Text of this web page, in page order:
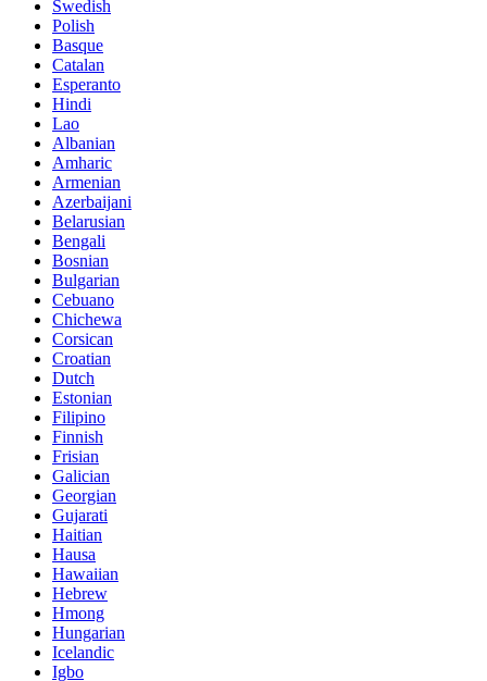
Swedish
Polish
Basque
Catalan
Esperanto
Hindi
Lao
Albanian
Amharic
Armenian
Azerbaijani
Belarusian
Bengali
Bosnian
Bulgarian
Cebuano
Chichewa
Corsican
Croatian
Dutch
Estonian
Filipino
Finnish
Frisian
Galician
Georgian
Gujarati
Haitian
Hausa
Hawaiian
Hebrew
Hmong
Hungarian
Icelandic
Igbo